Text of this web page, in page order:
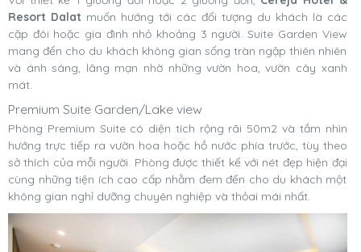
Resort Dalat muốn hướng tới các đối tượng du khách là các
cặp đôi hoặc gia đình nhỏ khoảng 3 người. Suite Garden View
mang đến cho du khách không gian sống tràn ngập thiên nhiên
và ánh sáng, lãng mạn nhờ những vườn hoa, vườn cây xanh
mát.
Premium Suite Garden/Lake view
Phòng Premium Suite có diện tích rộng rãi 50m2 và tầm nhìn
hướng trực tiếp ra vườn hoa hoặc hồ nước phía trước, tùy theo
sở thích của mỗi người. Phòng được thiết kế với nét đẹp hiện đại
cùng những tiện ích cao cấp nhằm đem đến cho du khách một
không gian nghỉ dưỡng chuyên nghiệp và thỏai mái nhất.